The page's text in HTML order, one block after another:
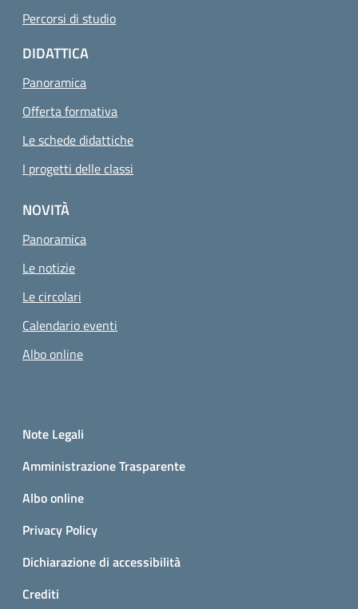
Percorsi di studio
DIDATTICA
Panoramica
Offerta formativa
Le schede didattiche
I progetti delle classi
NOVITÀ
Panoramica
Le notizie
Le circolari
Calendario eventi
Albo online
Small prints
Note Legali
Amministrazione Trasparente
Albo online
Privacy Policy
Dichiarazione di accessibilità
Crediti